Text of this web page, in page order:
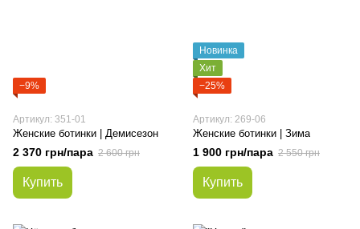
−9%
Артикул: 351-01
Женские ботинки | Демисезон
2 370 грн/пара 2 600 грн
Купить
Новинка
Хит
−25%
Артикул: 269-06
Женские ботинки | Зима
1 900 грн/пара 2 550 грн
Купить